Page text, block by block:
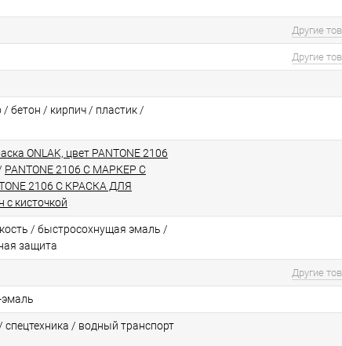
Другие
Другие
/ бетон / кирпич / пластик /
ONLAK, цвет PANTONE 2106
PANTONE 2106 C МАРКЕР С
2106 C КРАСКА ДЛЯ
кисточкой
/ быстросохнущая эмаль /
защита
Другие
эмаль
спецтехника / водный транспорт